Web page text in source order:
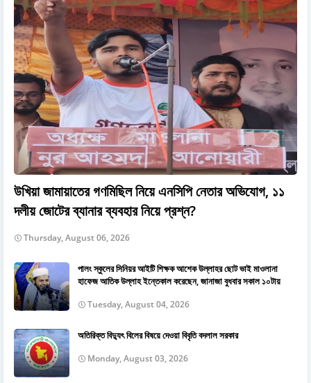
উখিয়া জামায়াতের গণমিছিল নিয়ে এনসিপি নেতার অভিযোগ, ১১
দলীয় জোটের ব্যানার ব্যবহার নিয়ে প্রশ্ন?
Thursday, August 06, 2026
পালং স্কুলের সিনিয়র আইটি শিক্ষক আশেক উল্লাহর ছোট ভাই মাওলানা
হাফেজ আতিক উল্লাহ ইন্তেকাল করেছেন, জানাজা বুধবার সকাল ১০টায়
Tuesday, August 04, 2026
অতিরিক্ত বিদ্যুৎ বিলের বিষয়ে দেওয়া বিবৃতি বদলাল সরকার
Monday, August 03, 2026